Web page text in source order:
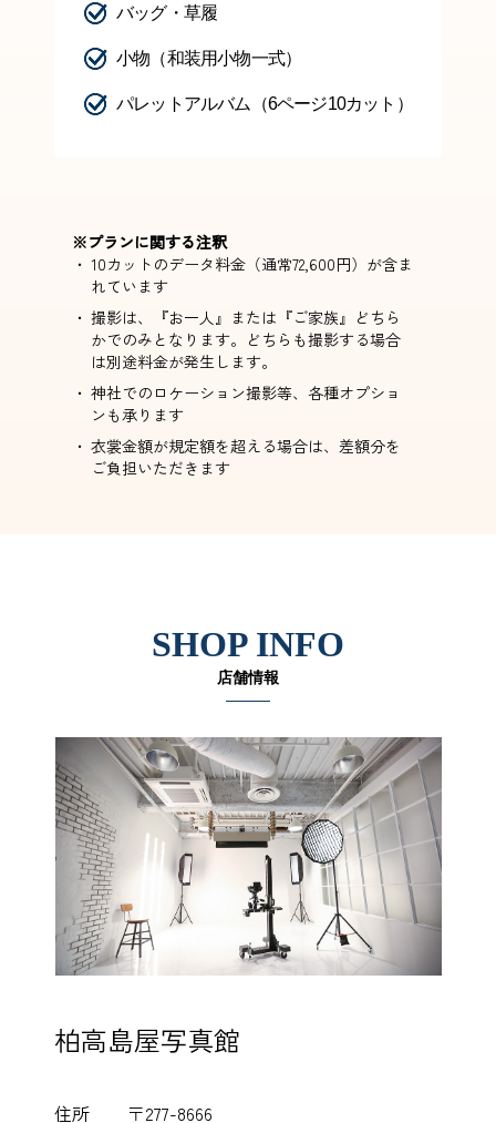
バッグ・草履
小物（和装用小物一式）
パレットアルバム（6ページ10カット）
※プランに関する注釈
10カットのデータ料金（通常72,600円）が含ま
れています
撮影は、『お一人』または『ご家族』どちら
かでのみとなります。どちらも撮影する場合
は別途料金が発生します。
神社でのロケーション撮影等、各種オプショ
ンも承ります
衣裳金額が規定額を超える場合は、差額分を
ご負担いただきます
SHOP INFO
店舗情報
柏高島屋写真館
住所
〒277-8666